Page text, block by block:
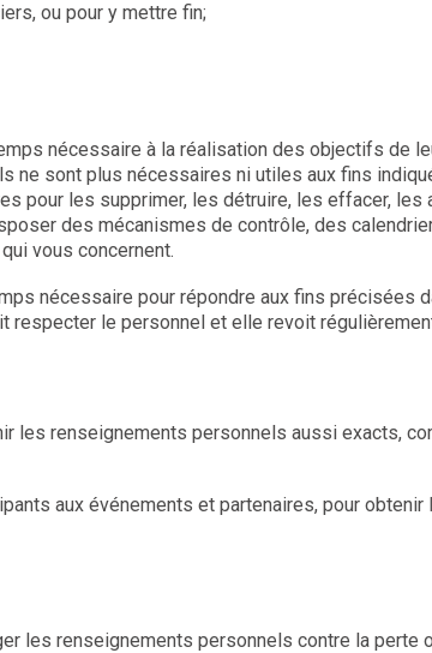
ou pour y mettre fin;
nécessaire à la réalisation des objectifs de
sont plus nécessaires ni utiles aux fins
pour les supprimer, les détruire, les effacer,
des mécanismes de contrôle, des
vous concernent.
nécessaire pour répondre aux fins précisées
respecter le personnel et elle revoit
les renseignements personnels aussi exacts,
aux événements et partenaires, pour
les renseignements personnels contre la perte